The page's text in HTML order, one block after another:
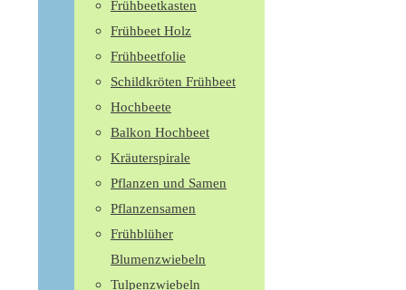
Frühbeetkasten
Frühbeet Holz
Frühbeetfolie
Schildkröten Frühbeet
Hochbeete
Balkon Hochbeet
Kräuterspirale
Pflanzen und Samen
Pflanzensamen
Frühblüher
Blumenzwiebeln
Tulpenzwiebeln